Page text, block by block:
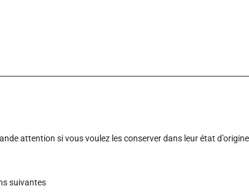
attention si vous voulez les conserver dans leur état
suivantes